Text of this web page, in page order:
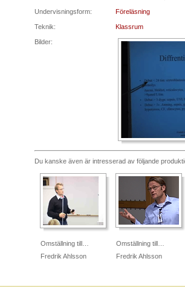
Undervisningsform: Föreläsning
Teknik: Klassrum
Bilder:
Du kanske även är intresserad av följande
Omställning till…
Fredrik Ahlsson
Omställning till…
Fredrik Ahlsson